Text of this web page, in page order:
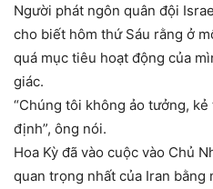
Người phát ngôn quân đội
cho biết hôm thứ Sáu rằng ở
quá mục tiêu hoạt động của
giác.
“Chúng tôi không ảo tưởng,
định”, ông nói.
Hoa Kỳ đã vào cuộc vào Chủ
quan trọng nhất của Iran